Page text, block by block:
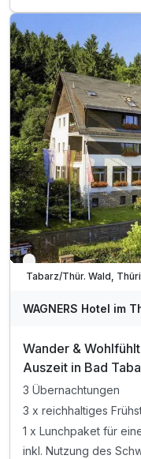
inkl. Parkplatz
inkl. WLAN
Wasserkocher und
Verfügbar bis
Tabarz/Thür. Wald,
WAGNERS Hotel im
Wander &
Auszeit in Bad
3 Übernachtungen
3 x reichhaltiges
1 x Lunchpaket für
inkl. Nutzung des